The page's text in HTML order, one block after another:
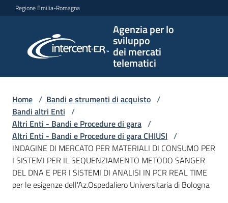
Vai al contenuto
Vai alla navigazione
Vai al footer
Regione Emilia-Romagna
Agenzia per lo
sviluppo
dei mercati
telematici
per lo
sviluppo
telematici
L'Agenzia
Bandi
Home / Bandi e strumenti di acquisto /
Bandi altri Enti /
Altri Enti - Bandi e Procedure di gara /
Altri Enti - Bandi e Procedure di gara CHIUSI /
INDAGINE DI MERCATO PER MATERIALI DI CONSUMO PER
I SISTEMI PER IL SEQUENZIAMENTO METODO SANGER
DEL DNA E PER I SISTEMI DI ANALISI IN PCR REAL TIME
per le esigenze dell'Az.Ospedaliero Universitaria di Bologna